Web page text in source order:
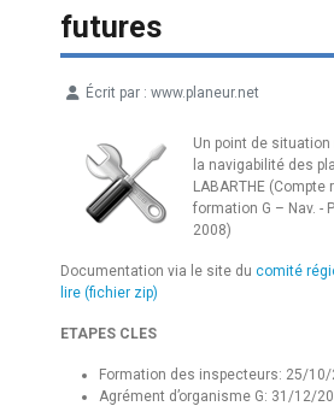
futures
Écrit par : www.planeur.net
Un point de
la navigabilité des
LABARTHE
formation G – Nav. -
2008)
Documentation via le site du comité
lire (fichier zip)
ETAPES CLES
Formation des inspecteurs: 25/
Agrément d’organisme G: 31/12/